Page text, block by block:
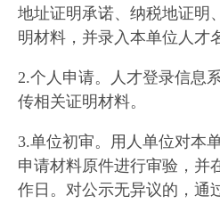
地址证明承诺、纳税地证明
明材料，并录入本单位人才
2.个人申请。人才登录信息
传相关证明材料。
3.单位初审。用人单位对本
申请材料原件进行审验，并
作日。对公示无异议的，通